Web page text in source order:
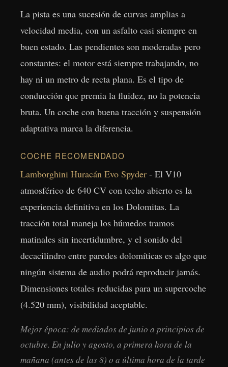
La pista es una sucesión de curvas amplias a
velocidad media, con un asfalto casi siempre en
buen estado. Las pendientes son moderadas pero
constantes: el motor está siempre trabajando, no
hay ni un metro de recta plana. Es el tipo de
conducción que premia la fluidez, no la potencia
bruta. Un coche con buena tracción y suspensión
adaptativa marca la diferencia.
COCHE RECOMENDADO
Lamborghini Huracán Evo Spyder - El V10
atmosférico de 640 CV con techo abierto es la
experiencia definitiva en los Dolomitas. La
tracción total maneja los húmedos tramos
matinales sin incertidumbre, y el sonido del
decacilindro entre paredes dolomíticas es algo que
ningún sistema de audio podrá reproducir jamás.
Dimensiones totales reducidas para un supercoche
(4.520 mm), visibilidad aceptable.
Mejor época: de mediados de junio a principios de
octubre. En julio y agosto, a primera hora de la
mañana (antes de las 8) o a última hora de la tarde